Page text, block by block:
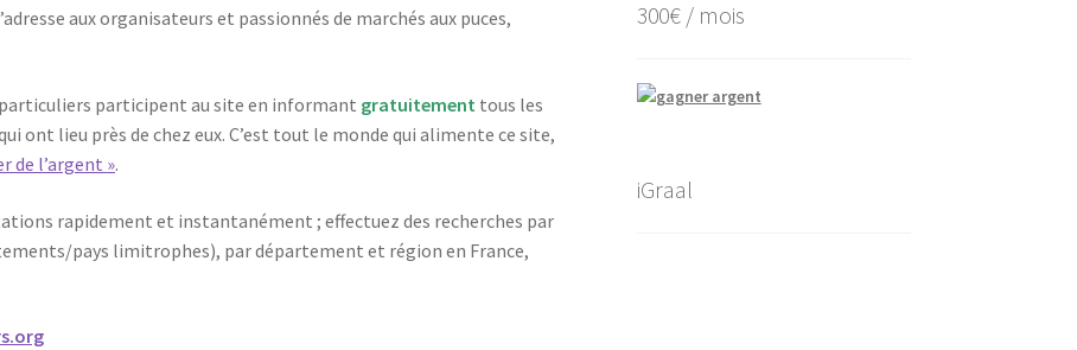
aux organisateurs et passionnés de marchés aux puces,
particuliers participent au site en informant gratuitement tous les
ont lieu près de chez eux. C’est tout le monde qui alimente ce site,
de l’argent ».
rapidement et instantanément ; effectuez des recherches par
pays limitrophes), par département et région en France,
300€ / mois
iGraal